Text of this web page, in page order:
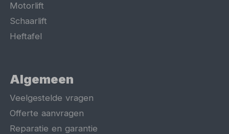
Motorlift
Schaarlift
Heftafel
Algemeen
Veelgestelde vragen
Offerte aanvragen
Reparatie en garantie